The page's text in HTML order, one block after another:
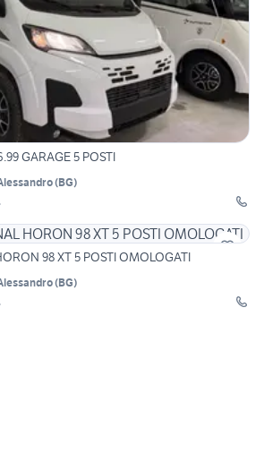
GARAGE 5 POSTI
(BG)
98 XT 5 POSTI OMOLOGATI
(BG)